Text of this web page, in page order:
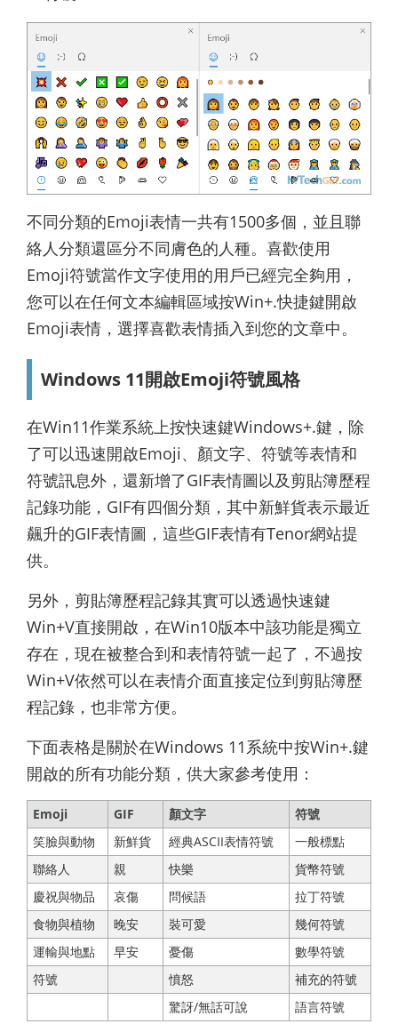
不同分類的Emoji表情一共有1500多個，並且聯
絡人分類還區分不同膚色的人種。喜歡使用
Emoji符號當作文字使用的用戶已經完全夠用，
您可以在任何文本編輯區域按Win+.快捷鍵開啟
Emoji表情，選擇喜歡表情插入到您的文章中。
Windows 11開啟Emoji符號風格
在Win11作業系統上按快速鍵Windows+.鍵，除
了可以迅速開啟Emoji、顏文字、符號等表情和
符號訊息外，還新增了GIF表情圖以及剪貼簿歷程
記錄功能，GIF有四個分類，其中新鮮貨表示最近
飆升的GIF表情圖，這些GIF表情有Tenor網站提
供。
另外，剪貼簿歷程記錄其實可以透過快速鍵
Win+V直接開啟，在Win10版本中該功能是獨立
存在，現在被整合到和表情符號一起了，不過按
Win+V依然可以在表情介面直接定位到剪貼簿歷
程記錄，也非常方便。
下面表格是關於在Windows 11系統中按Win+.鍵
開啟的所有功能分類，供大家參考使用：
Emoji GIF 顏文字
符號
笑臉與動物
新鮮貨 經典ASCII表情符號
一般標點
聯絡人
親 快樂
貨幣符號
慶祝與物品
哀傷 問候語
拉丁符號
食物與植物
晚安 裝可愛
幾何符號
運輸與地點
早安 憂傷
數學符號
符號
憤怒
補充的符號
驚訝/無話可說
語言符號